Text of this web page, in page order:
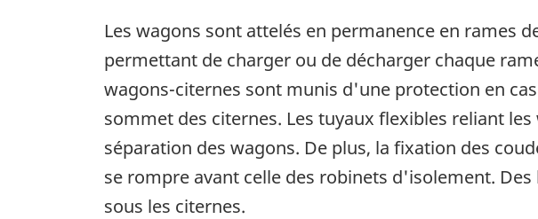
Les wagons sont attelés en permanence en rames
permettant de charger ou de décharger chaque
wagons-citernes sont munis d'une protection en
sommet des citernes. Les tuyaux flexibles reliant
séparation des wagons. De plus, la fixation des
se rompre avant celle des robinets d'isolement.
sous les citernes.